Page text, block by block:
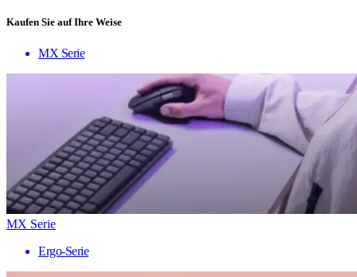
Kaufen Sie auf Ihre Weise
MX Serie
MX Serie
Ergo-Serie